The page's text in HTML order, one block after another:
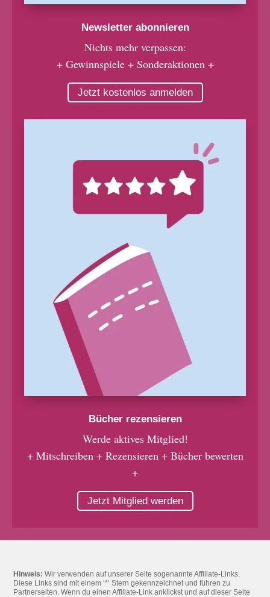
Newsletter abonnieren
Nichts mehr verpassen:
+ Gewinnspiele + Sonderaktionen +
Jetzt kostenlos anmelden
Bücher rezensieren
Werde aktives Mitglied!
+ Mitschreiben + Rezensieren + Bücher bewerten
+
Jetzt Mitglied werden
Hinweis: Wir verwenden auf unserer Seite sogenannte Affiliate-Links.
Diese Links sind mit einem ‘*‘ Stern gekennzeichnet und führen zu
Partnerseiten. Wenn du einen Affiliate-Link anklickst und auf dieser Seite